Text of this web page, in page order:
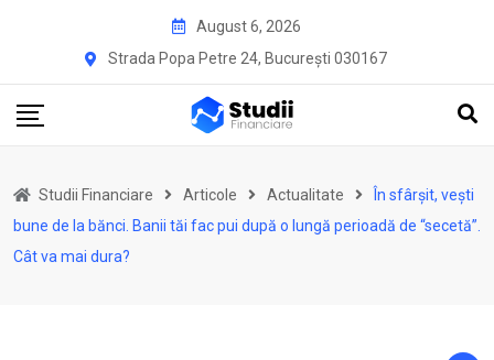
August 6, 2026
Strada Popa Petre 24, București 030167
Studii Financiare Articole Actualitate
În sfârșit, vești
bune de la bănci. Banii tăi fac pui după o lungă perioadă de “secetă”.
Cât va mai dura?